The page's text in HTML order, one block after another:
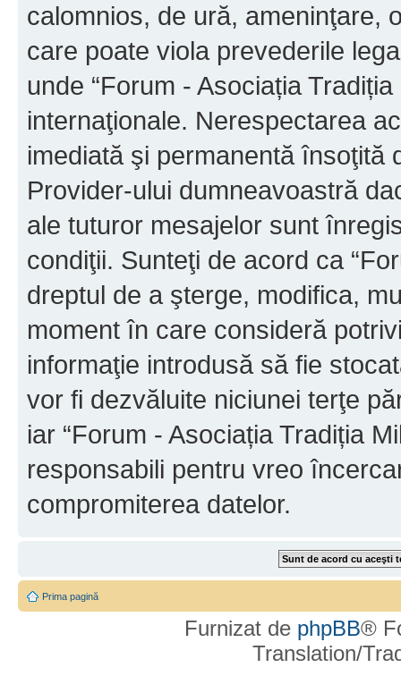
calomnios, de ură, ameninţare,
care poate viola prevederile
unde “Forum - Asociația
internaţionale. Nerespectarea
imediată şi permanentă însoţită
Provider-ului dumneavoastră
ale tuturor mesajelor sunt
condiţii. Sunteţi de acord ca
dreptul de a şterge, modifica,
moment în care consideră
informaţie introdusă să fie
vor fi dezvăluite niciunei terţe
iar “Forum - Asociația Tradiția
responsabili pentru vreo
compromiterea datelor.
Prima pagină
Furnizat de phpBB®
Translation/